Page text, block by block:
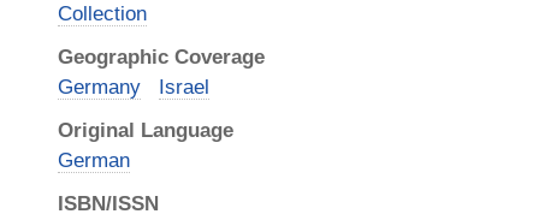
Collection
Geographic Coverage
Germany
Israel
Original Language
German
ISBN/ISSN